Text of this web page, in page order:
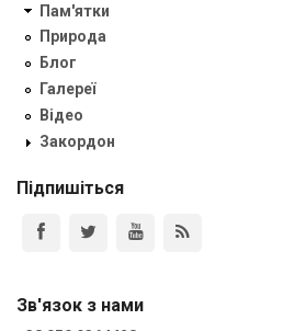
Пам'ятки
Природа
Блог
Галереї
Відео
Закордон
Підпишіться
Зв'язок з нами